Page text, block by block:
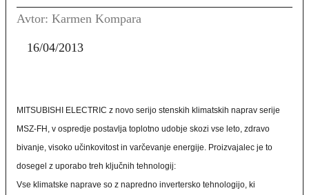
Avtor: Karmen Kompara
16/04/2013
MITSUBISHI ELECTRIC z novo serijo stenskih klimatskih naprav serije
MSZ-FH, v ospredje postavlja toplotno udobje skozi vse leto, zdravo
bivanje, visoko učinkovitost in varčevanje energije. Proizvajalec je to
dosegel z uporabo treh ključnih tehnologij:
Vse klimatske naprave so z napredno invertersko tehnologijo, ki